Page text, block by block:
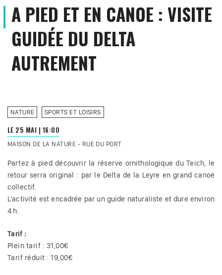
A PIED ET EN CANOE : VISITE
GUIDÉE DU DELTA
AUTREMENT
NATURE SPORTS ET LOISIRS
LE 25 MAI | 16:00
MAISON DE LA NATURE - RUE DU PORT
Partez à pied découvrir la réserve ornithologique du Teich, le
retour serra original : par le Delta de la Leyre en grand canoë
collectif.
L’activité est encadrée par un guide naturaliste et dure environ
4 h.
Tarif :
Plein tarif : 31,00€
Tarif réduit : 19,00€